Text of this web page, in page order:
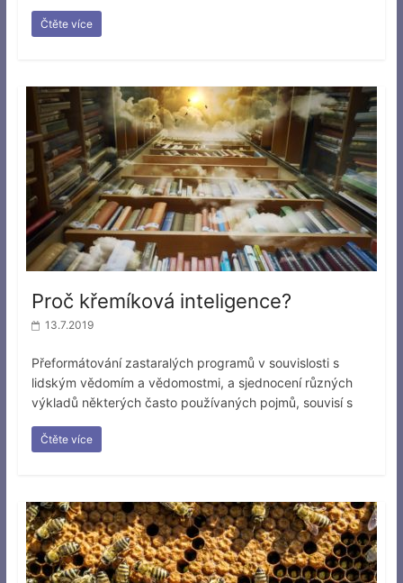
Čtěte více
Proč křemíková inteligence?
13.7.2019
Přeformátování zastaralých programů v souvislosti s
lidským vědomím a vědomostmi, a sjednocení různých
výkladů některých často používaných pojmů, souvisí s
Čtěte více